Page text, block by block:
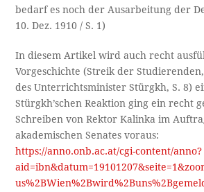
bedarf es noch der Ausarbeitung der
10. Dez. 1910 / S. 1)
In diesem Artikel wird auch recht
Vorgeschichte (Streik der
des Unterrichtsminister Stürgkh, S. 8)
Stürgkh’schen Reaktion ging ein recht
Schreiben von Rektor Kalinka im
akademischen Senates voraus:
https://anno.onb.ac.at/cgi-content/anno?